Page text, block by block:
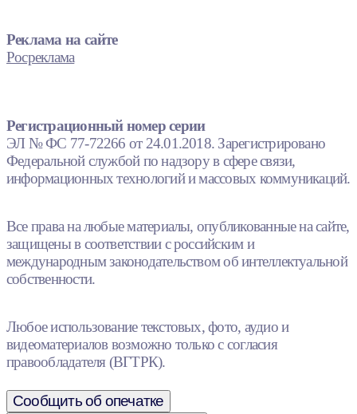
Реклама на сайте
Росреклама
Регистрационный номер серии
ЭЛ № ФС 77-72266 от 24.01.2018. Зарегистрировано
Федеральной службой по надзору в сфере связи,
информационных технологий и массовых коммуникаций.
Все права на любые материалы, опубликованные на сайте,
защищены в соответствии с российским и
международным законодательством об интеллектуальной
собственности.
Любое использование текстовых, фото, аудио и
видеоматериалов возможно только с согласия
правообладателя (ВГТРК).
Сообщить об опечатке